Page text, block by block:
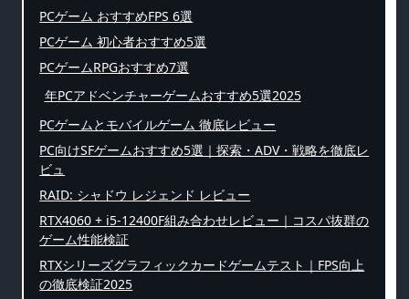
PCゲーム おすすめFPS 6選
PCゲーム 初心者おすすめ5選
PCゲームRPGおすすめ7選
年PCアドベンチャーゲームおすすめ5選2025
PCゲームとモバイルゲーム 徹底レビュー
PC向けSFゲームおすすめ5選｜探索・ADV・戦略を徹底レ
ビュ
RAID: シャドウ レジェンド レビュー
RTX4060 + i5-12400F組み合わせレビュー｜コスパ抜群の
ゲーム性能検証
RTXシリーズグラフィックカードゲームテスト｜FPS向上
の徹底検証2025